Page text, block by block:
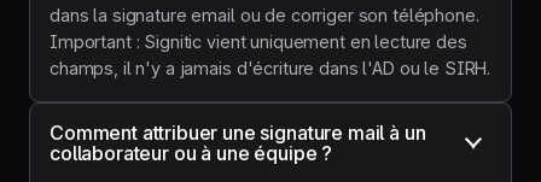
dans la signature email ou de corriger son téléphone.
Important : Signitic vient uniquement en lecture des
champs, il n'y a jamais d'écriture dans l'AD ou le SIRH.
Comment attribuer une signature mail à un
collaborateur ou à une équipe ?